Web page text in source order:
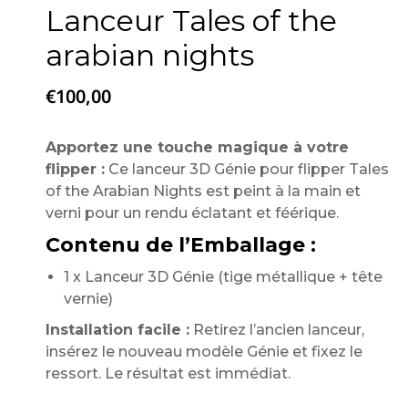
Lanceur Tales of the
arabian nights
€100,00
Apportez une touche magique à votre
flipper : Ce lanceur 3D Génie pour flipper Tales
of the Arabian Nights est peint à la main et
verni pour un rendu éclatant et féérique.
Contenu de l’Emballage :
1 x Lanceur 3D Génie (tige métallique + tête
vernie)
Installation facile : Retirez l’ancien lanceur,
insérez le nouveau modèle Génie et fixez le
ressort. Le résultat est immédiat.